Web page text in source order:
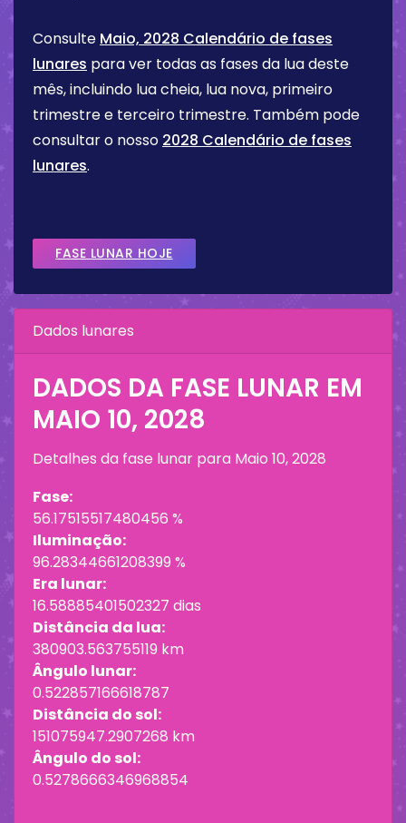
Consulte Maio, 2028 Calendário de fases
lunares para ver todas as fases da lua deste
mês, incluindo lua cheia, lua nova, primeiro
trimestre e terceiro trimestre. Também pode
consultar o nosso 2028 Calendário de fases
lunares.
FASE LUNAR HOJE
Dados lunares
DADOS DA FASE LUNAR EM
MAIO 10, 2028
Detalhes da fase lunar para Maio 10, 2028
Fase:
56.17515517480456 %
Iluminação:
96.28344661208399 %
Era lunar:
16.58885401502327 dias
Distância da lua:
380903.563755119 km
Ângulo lunar:
0.522857166618787
Distância do sol:
151075947.2907268 km
Ângulo do sol:
0.5278666346968854